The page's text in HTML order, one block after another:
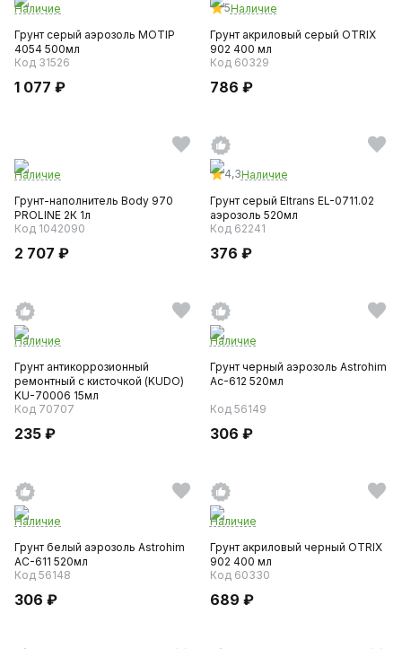
Наличие
Грунт серый аэрозоль MOTIP
4054 500мл
Код 31526
1 077 ₽
5Наличие
Грунт акриловый серый OTRIX
902 400 мл
Код 60329
786 ₽
Наличие
Грунт-наполнитель Body 970
PROLINE 2К 1л
Код 1042090
2 707 ₽
4,3Наличие
Грунт серый Eltrans EL-0711.02
аэрозоль 520мл
Код 62241
376 ₽
Наличие
Грунт антикоррозионный
ремонтный с кисточкой (KUDO)
KU-70006 15мл
Код 70707
235 ₽
Наличие
Грунт черный аэрозоль Astrohim
Ас-612 520мл
Код 56149
306 ₽
Наличие
Грунт белый аэрозоль Astrohim
AC-611 520мл
Код 56148
306 ₽
Наличие
Грунт акриловый черный OTRIX
902 400 мл
Код 60330
689 ₽